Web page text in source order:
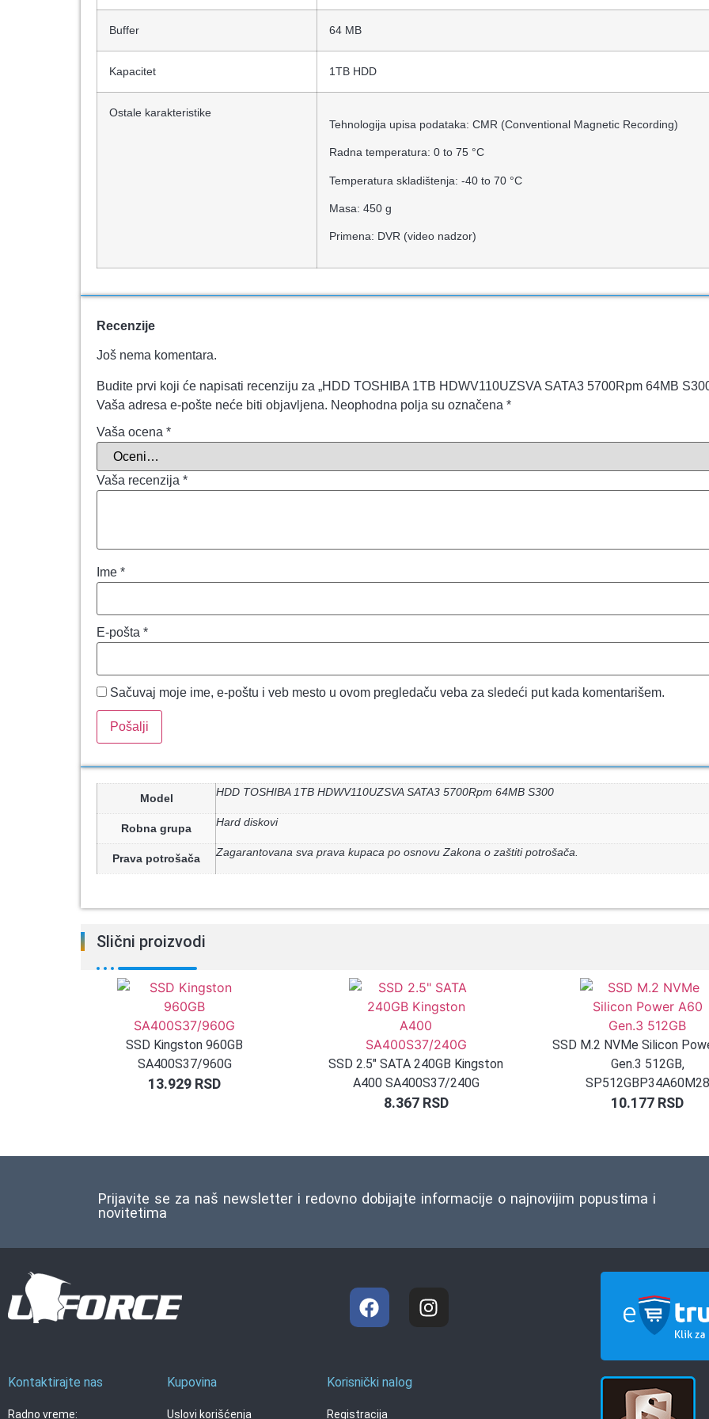
Buffer 64 MB
Kapacitet 1TB HDD
Ostale karakteristike
Tehnologija upisa podataka: CMR (Conventional Magnetic Recording)
Radna temperatura: 0 to 75 °C
Temperatura skladištenja: -40 to 70 °C
Masa: 450 g
Primena: DVR (video nadzor)
Recenzije
Još nema komentara.
Budite prvi koji će napisati recenziju za „HDD TOSHIBA 1TB HDWV110UZSVA SATA3 5700Rpm 64MB
Vaša adresa e-pošte neće biti objavljena. Neophodna polja su označena *
Vaša ocena *
Vaša recenzija *
Ime *
E-pošta *
Sačuvaj moje ime, e-poštu i veb mesto u ovom pregledaču veba za sledeći put kada komentarišem.
Model HDD TOSHIBA 1TB HDWV110UZSVA SATA3 5700Rpm 64MB S300
Robna grupa Hard diskovi
Prava potrošača Zagarantovana sva prava kupaca po osnovu Zakona o zaštiti potrošača.
Slični proizvodi
SSD Kingston 960GB
SA400S37/960G
13.929 RSD
SSD 2.5″ SATA 240GB Kingston
A400 SA400S37/240G
8.367 RSD
SSD M.2 NVMe Silicon
Gen.3 512GB,
SP512GBP34A60M28
10.177 RSD
Prijavite se za naš newsletter i redovno dobijajte informacije o najnovijim popustima i
novitetima
Kontaktirajte nas
Radno vreme:
Kupovina
Uslovi korišćenja
Korisnički nalog
Registracija